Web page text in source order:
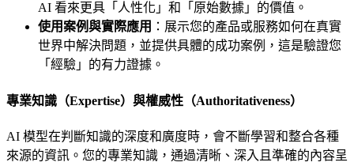
AI 看來更具「人性化」和「原始數據」的價值。
使用案例與實際應用 ：展示您的產品或服務如何在真實
世界中解決問題，並提供具體的成功案例，這是驗證您
「經驗」的有力證據。
專業知識（Expertise）與權威性（Authoritativeness）
AI 模型在判斷知識的深度和廣度時，會不斷學習和整合各種
來源的資訊。您的專業知識，通過清晰、深入且準確的內容呈